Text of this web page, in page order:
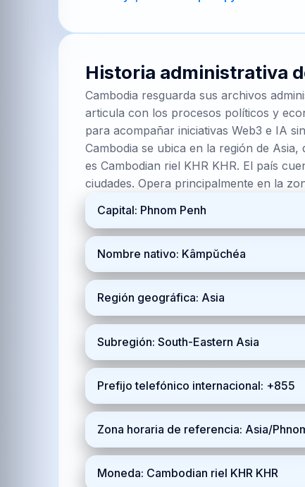
Historia administrativa
Cambodia resguarda sus archivos
articula con los procesos políticos y
para acompañar iniciativas Web3 e IA
Cambodia se ubica en la región de
es Cambodian riel KHR KHR. El país
ciudades. Opera principalmente en la
Capital: Phnom Penh
Nombre nativo: Kâmpŭchéa
Región geográfica: Asia
Subregión: South-Eastern Asia
Prefijo telefónico internacional: +855
Zona horaria de referencia: Asia/
Moneda: Cambodian riel KHR KHR